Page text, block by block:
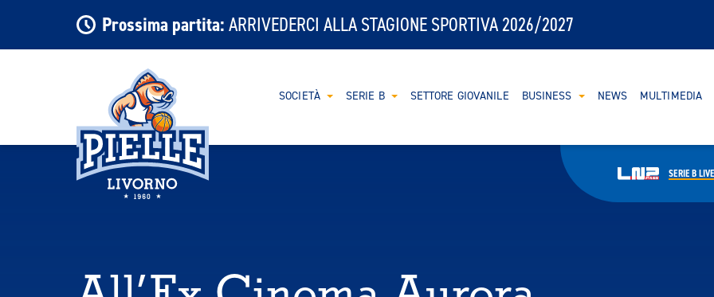
Prossima partita:ARRIVEDERCI ALLA STAGIONE SPORTIVA 2026/2027
SOCIETÀ SERIE B SETTORE GIOVANILE BUSINESS NEWS MULTIMEDIA
SERIE B